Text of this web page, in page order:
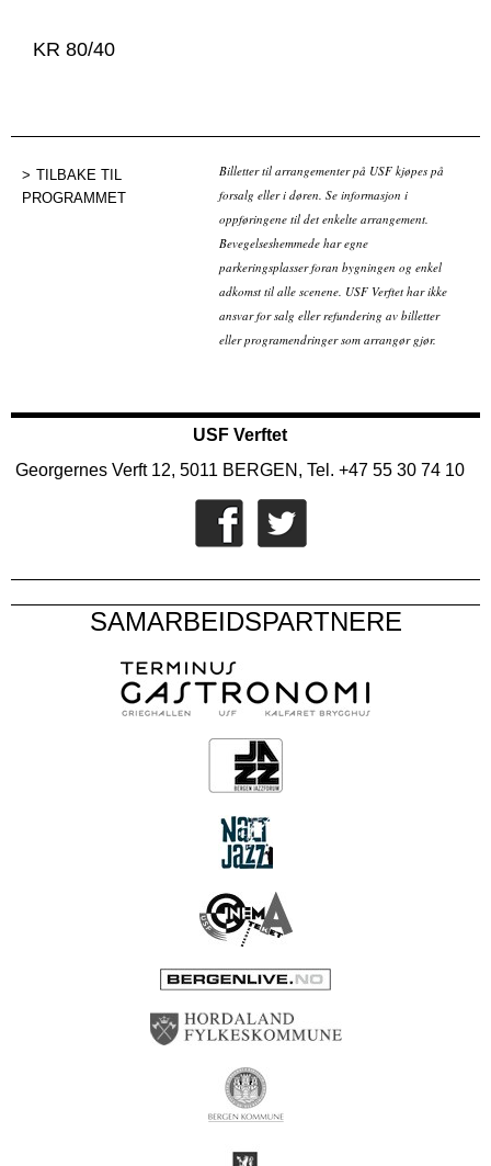
KR 80/40
TILBAKE TIL
PROGRAMMET
Billetter til arrangementer på USF kjøpes på
forsalg eller i døren. Se informasjon i
oppføringene til det enkelte arrangement.
Bevegelseshemmede har egne
parkeringsplasser foran bygningen og enkel
adkomst til alle scenene. USF Verftet har ikke
ansvar for salg eller refundering av billetter
eller programendringer som arrangør gjør.
USF Verftet
Georgernes Verft 12, 5011 BERGEN, Tel. +47 55 30 74 10
SAMARBEIDSPARTNERE